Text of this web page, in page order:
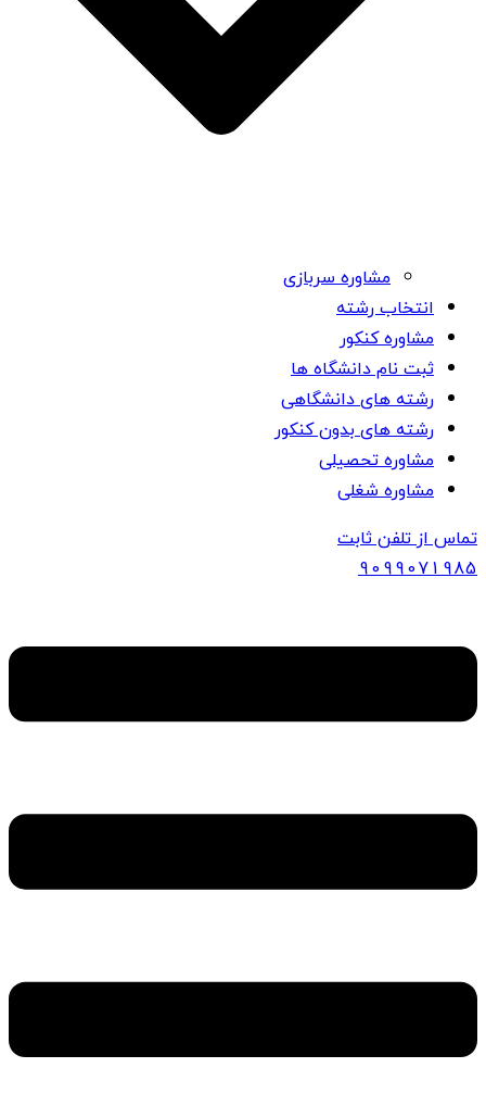
مشاوره سربازی
انتخاب رشته
مشاوره کنکور
ثبت نام دانشگاه ها
رشته های دانشگاهی
رشته های بدون کنکور
مشاوره تحصیلی
مشاوره شغلی
تماس از تلفن ثابت
9099071985